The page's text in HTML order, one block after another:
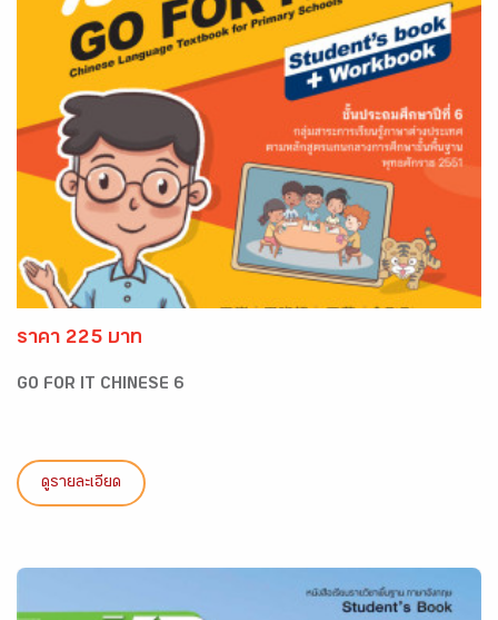
ราคา 225 บาท
GO FOR IT CHINESE 6
ดูรายละเอียด